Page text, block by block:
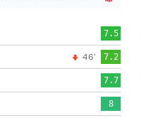
7.5
46' 7.2
7.7
8